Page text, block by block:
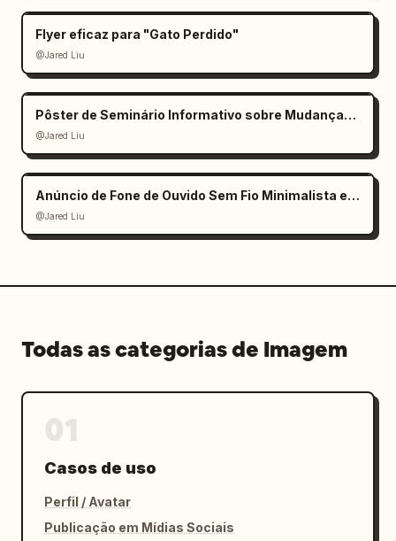
Flyer eficaz para "Gato Perdido"
@Jared Liu
Pôster de Seminário Informativo sobre Mudanças Climáticas
@Jared Liu
Anúncio de Fone de Ouvido Sem Fio Minimalista e Elegante
@Jared Liu
Todas as categorias de Imagem
Casos de uso
Perfil / Avatar
Publicação em Mídias Sociais